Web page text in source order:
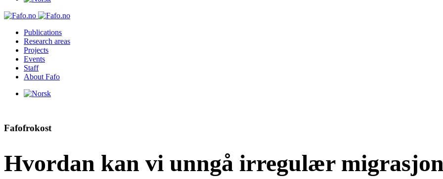
Publications
Research areas
Projects
Events
Staff
About Fafo
Fafofrokost
Hvordan kan vi unngå irregulær